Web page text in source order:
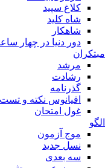
کلاغ سپید
شاه کلید
شاهکار
دور دنیا در چهار
مبتکران
مرشد
رشادت
گذرنامه
اقیانوس نکته و تست
غول امتحان
الگو
موج آزمون
نسل جدید
سه بعدی